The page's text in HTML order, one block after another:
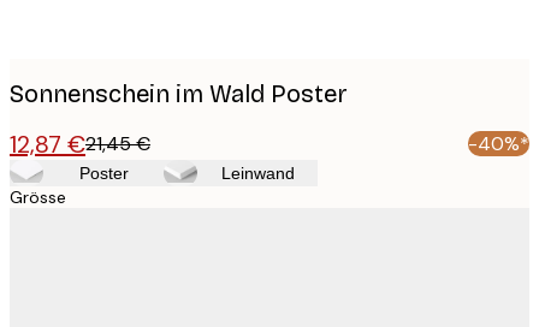
Sonnenschein im Wald Poster
12,87 €21,45 € -40%*
Poster Leinwand
Grösse